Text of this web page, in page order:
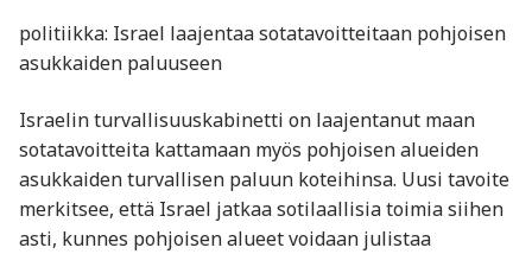
politiikka: Israel laajentaa sotatavoitteitaan pohjoisen
asukkaiden paluuseen
Israelin turvallisuuskabinetti on laajentanut maan
sotatavoitteita kattamaan myös pohjoisen alueiden
asukkaiden turvallisen paluun koteihinsa. Uusi tavoite
merkitsee, että Israel jatkaa sotilaallisia toimia siihen
asti, kunnes pohjoisen alueet voidaan julistaa